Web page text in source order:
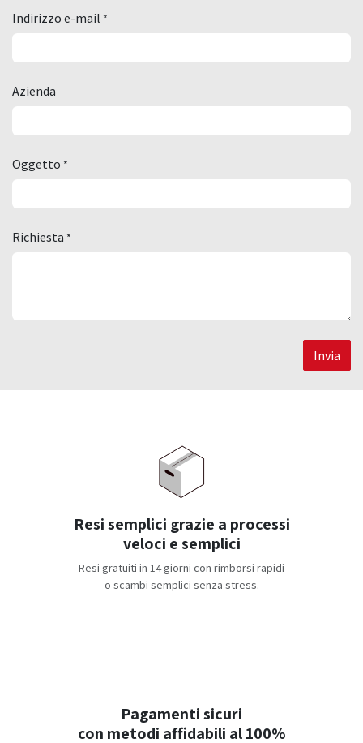
Indirizzo e-mail *
Azienda
Oggetto *
Richiesta *
Invia
Resi semplici grazie a processi
veloci e semplici
Resi gratuiti in 14 giorni con rimborsi rapidi
o scambi semplici senza stress.
Pagamenti sicuri
con metodi affidabili al 100%